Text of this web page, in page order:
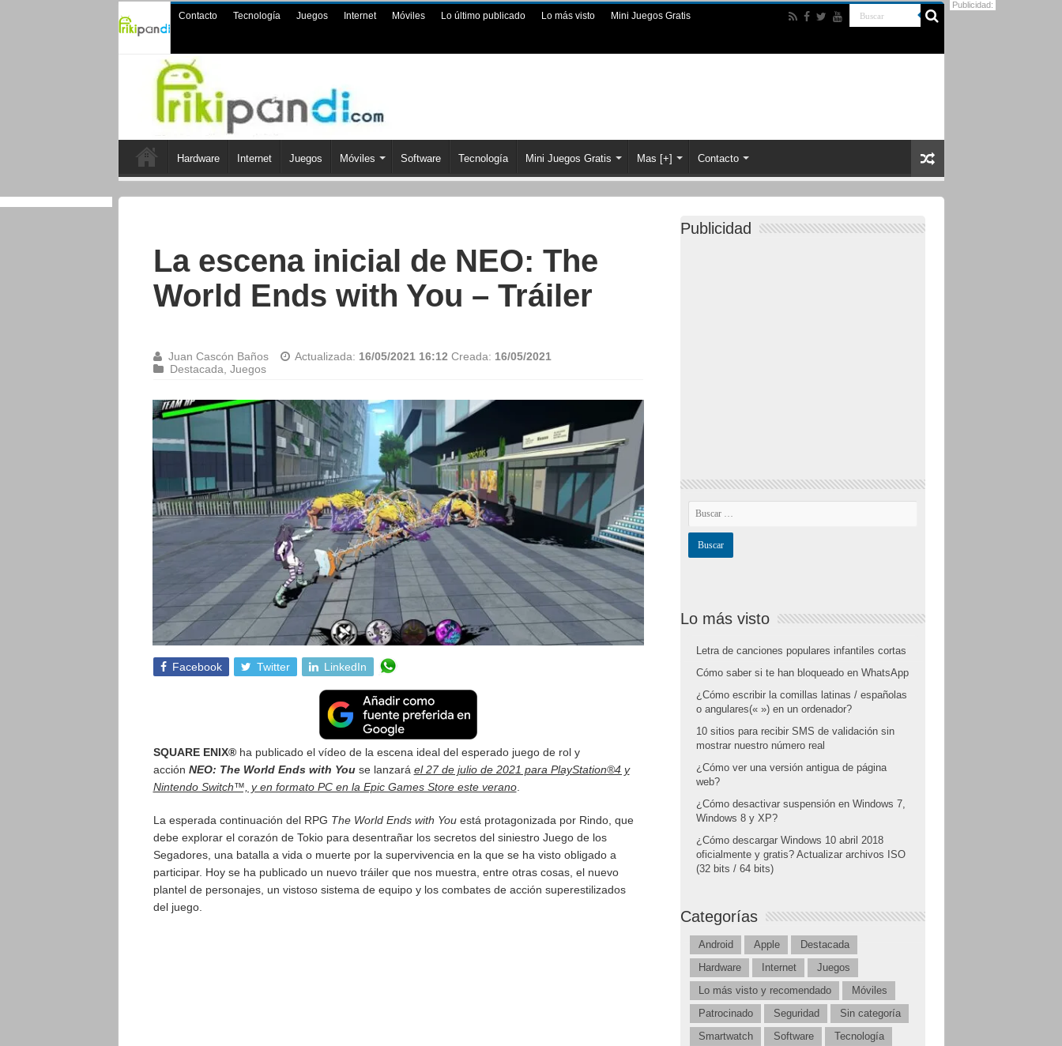
Contacto Tecnología Juegos Internet Móviles Lo último publicado Lo más visto Mini Juegos Gratis
Hardware Internet Juegos Móviles Software Tecnología Mini Juegos Gratis Mas [+] Contacto
La escena inicial de NEO: The
World Ends with You – Tráiler
Juan Cascón Baños Actualizada: 16/05/2021 16:12 Creada: 16/05/2021
Destacada Juegos
Facebook Twitter LinkedIn
SQUARE ENIX®ha publicado el vídeo de la escena ideal del esperado juego de rol y
acción NEO: The World Ends with You se lanzará el 27 de julio de 2021 para PlayStation®4 y
Nintendo Switch™, y en formato PC en la Epic Games Store este verano.
La esperada continuación del RPG The World Ends with You está protagonizada por Rindo, que
debe explorar el corazón de Tokio para desentrañar los secretos del siniestro Juego de los
Segadores, una batalla a vida o muerte por la supervivencia en la que se ha visto obligado a
participar. Hoy se ha publicado un nuevo tráiler que nos muestra, entre otras cosas, el nuevo
plantel de personajes, un vistoso sistema de equipo y los combates de acción superestilizados
del juego.
Publicidad
Lo más visto
Letra de canciones populares infantiles cortas
Cómo saber si te han bloqueado en WhatsApp
¿Cómo escribir la comillas latinas / españolas
o angulares(« ») en un ordenador?
10 sitios para recibir SMS de validación sin
mostrar nuestro número real
¿Cómo ver una versión antigua de página
web?
¿Cómo desactivar suspensión en Windows 7,
Windows 8 y XP?
¿Cómo descargar Windows 10 abril 2018
oficialmente y gratis? Actualizar archivos ISO
(32 bits / 64 bits)
Categorías
Android Apple
Destacada
Hardware
Internet
Juegos
Lo más visto y recomendado
Móviles
Patrocinado
Seguridad
Sin categoría
Smartwatch
Software Tecnología
Publicidad: